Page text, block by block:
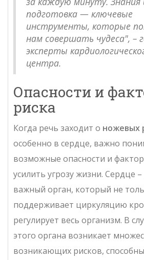
подготовка — ключевые
инструменты, которые
нам совершать чудеса", –
эксперты
центра.
Опасности и
риска
Когда речь заходит о ножевых
особенно в сердце, важно
возможные опасности и
усилить угрозу жизни. Сердце
важный орган, который не
поддерживает циркуляцию
регулирует весь организм. В
этого органа возникает
возникающих рисков,